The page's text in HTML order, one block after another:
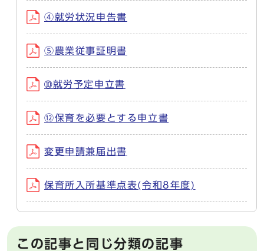
④就労状況申告書
⑤農業従事証明書
➉就労予定申立書
⑫保育を必要とする申立書
変更申請兼届出書
保育所入所基準点表(令和8年度)
この記事と同じ分類の記事